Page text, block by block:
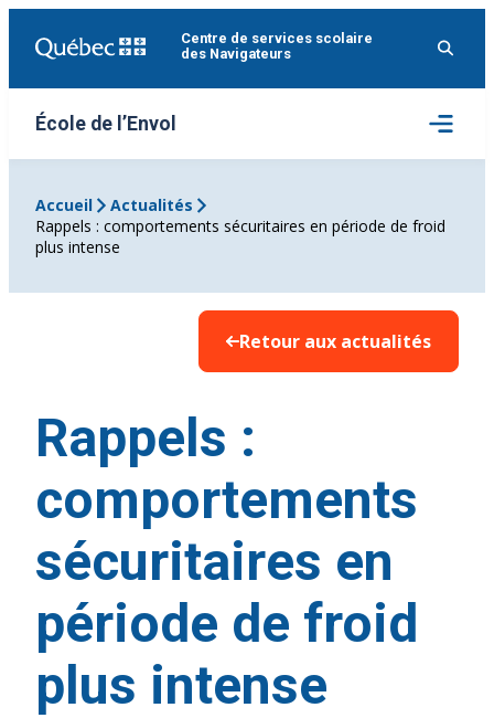
Centre de services scolaire
des Navigateurs
École de l’Envol
Ouvrir
le
menu
Accueil
Actualités
Rappels : comportements sécuritaires en période de froid
plus intense
Retour aux actualités
Rappels :
comportements
sécuritaires en
période de froid
plus intense